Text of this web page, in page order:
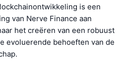
is een
van Nerve Finance aan
het creëren van een robuust
evoluerende behoeften van de